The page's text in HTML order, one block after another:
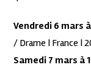
Vendredi 6 mars
/ Drame | France |
Samedi 7 mars à